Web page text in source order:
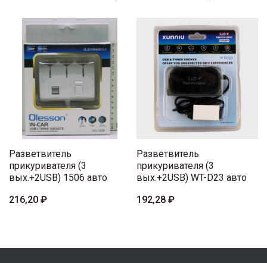
Разветвитель
прикуривателя (3
вых.+2USB) 1506 авто
216,20 ₽
Разветвитель
прикуривателя (3
вых.+2USB) WT-D23 авто
192,28 ₽